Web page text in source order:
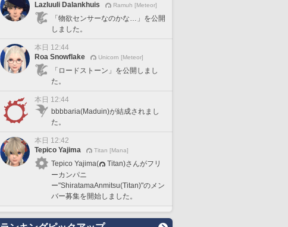
Lazluuli Dalankhuis
Ramuh [Meteor]
「物欲センサーなのかな…」を公開
しました。
本日 12:44
Roa Snowflake
Unicorn [Meteor]
「ロードストーン」を公開しまし
た。
本日 12:44
bbbbaria(Maduin)が結成されまし
た。
本日 12:42
Tepico Yajima
Titan [Mana]
Tepico Yajima(
Titan)さんがフリ
ーカンパニ
ー"ShiratamaAnmitsu(Titan)"のメン
バー募集を開始しました。